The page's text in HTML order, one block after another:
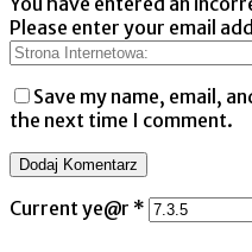
Please enter your email
Save my name, email,
the next time I comment.
Current ye@r *